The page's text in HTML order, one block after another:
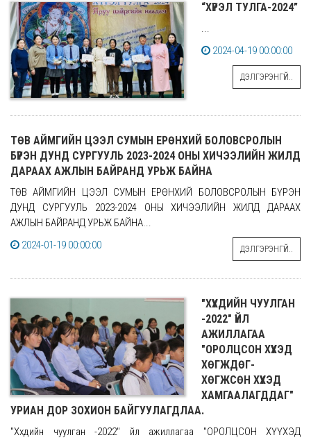
“ХҮРЭЛ ТУЛГА-2024”
...
2024-04-19 00:00:00
ДЭЛГЭРЭНГҮЙ..
ТӨВ АЙМГИЙН ЦЭЭЛ СУМЫН ЕРӨНХИЙ БОЛОВСРОЛЫН
БҮРЭН ДУНД СУРГУУЛЬ 2023-2024 ОНЫ ХИЧЭЭЛИЙН ЖИЛД
ДАРААХ АЖЛЫН БАЙРАНД УРЬЖ БАЙНА
ТӨВ АЙМГИЙН ЦЭЭЛ СУМЫН ЕРӨНХИЙ БОЛОВСРОЛЫН БҮРЭН
ДУНД СУРГУУЛЬ 2023-2024 ОНЫ ХИЧЭЭЛИЙН ЖИЛД ДАРААХ
АЖЛЫН БАЙРАНД УРЬЖ БАЙНА...
2024-01-19 00:00:00
ДЭЛГЭРЭНГҮЙ..
"ХҮҮХДИЙН ЧУУЛГАН
-2022" ҮЙЛ
АЖИЛЛАГАА
"ОРОЛЦСОН ХҮҮХЭД
ХӨГЖДӨГ-
ХӨГЖСӨН ХҮҮХЭД
ХАМГААЛАГДДАГ"
УРИАН ДОР ЗОХИОН БАЙГУУЛАГДЛАА.
"Хүүхдийн чуулган -2022" үйл ажиллагаа "ОРОЛЦСОН ХҮҮХЭД